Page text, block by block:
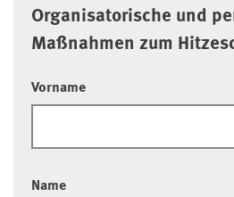
Organisatorische und
Maßnahmen zum
Vorname
Name